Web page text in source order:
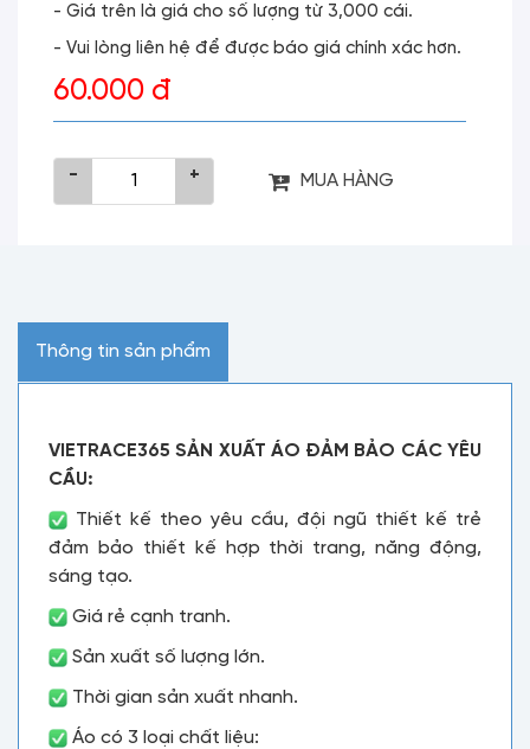
- Giá trên là giá cho số lượng từ 3,000 cái.
- Vui lòng liên hệ để được báo giá chính xác hơn.
60.000 đ
- + MUA HÀNG
Thông tin sản phẩm
VIETRACE365 SẢN XUẤT ÁO ĐẢM BẢO CÁC YÊU
CẦU:
Thiết kế theo yêu cầu, đội ngũ thiết kế trẻ
đảm bảo thiết kế hợp thời trang, năng động,
sáng tạo.
Giá rẻ cạnh tranh.
Sản xuất số lượng lớn.
Thời gian sản xuất nhanh.
Áo có 3 loại chất liệu: